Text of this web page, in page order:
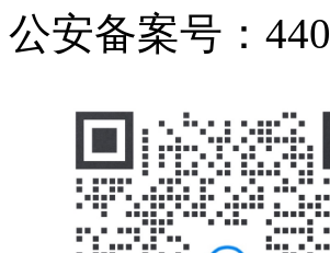
公安备案号：